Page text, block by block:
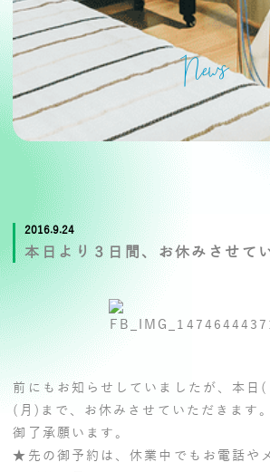
News
2016.9.24
本日より３日間、お休みさせて
前にもお知らせしていましたが、本
(月)まで、お休みさせていただきます。
御了承願います。
★先の御予約は、休業中でもお電話や